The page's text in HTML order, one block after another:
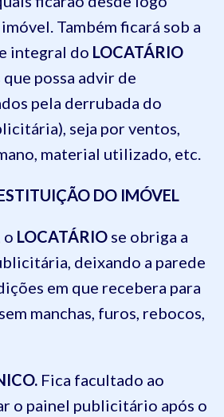
Também ficará sob a
integral do LOCATÁRIO
possa advir de
pela derrubada do
seja por ventos,
material utilizado, etc.
DO IMÓVEL
o LOCATÁRIO se obriga a
deixando a parede
em que recebera para
manchas, furos, rebocos,
Fica facultado ao
o painel publicitário após o